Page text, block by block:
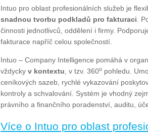
Intuo pro oblast profesionálních služeb je
snadnou tvorbu podkladů pro fakturaci .
činnosti jednotlivců, oddělení i firmy.
fakturace napříč celou společností.
Intuo – Company Intelligence pomáhá v
vždycky v kontextu , v tzv. 360o pohledu.
ceníkových sazeb, rychlé vykazování
kontroly a schvalování. Systém je vhodný
právního a finančního poradenství, auditu,
Více o Intuo pro oblast